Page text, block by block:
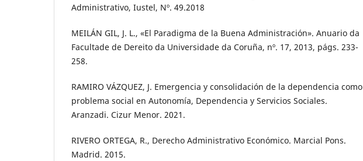
Administrativo, Iustel, Nº. 49.2018
MEILÁN GIL, J. L., «El Paradigma de la Buena Administración». Anuario da
Facultade de Dereito da Universidade da Coruña, nº. 17, 2013, págs. 233-
258.
RAMIRO VÁZQUEZ, J. Emergencia y consolidación de la dependencia como
problema social en Autonomía, Dependencia y Servicios Sociales.
Aranzadi. Cizur Menor. 2021.
RIVERO ORTEGA, R., Derecho Administrativo Económico. Marcial Pons.
Madrid. 2015.